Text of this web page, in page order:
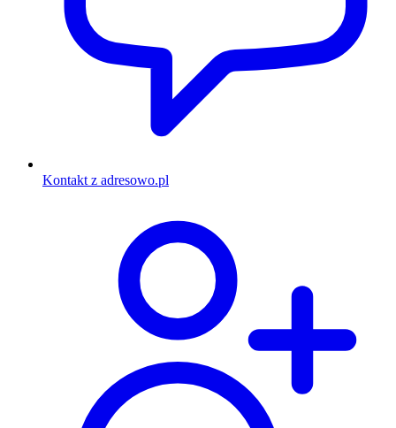
Kontakt z adresowo.pl